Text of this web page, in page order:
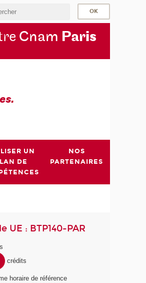
Cnam Paris
UN
DE
NOS
PARTENAIRES
UE : BTP140-PAR
crédits
horaire de référence